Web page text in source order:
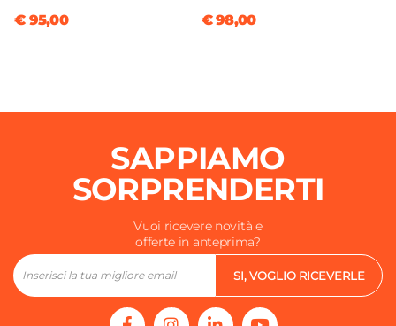
€ 95,00 € 98,00
SAPPIAMO
SORPRENDERTI
Vuoi ricevere novità e
offerte in anteprima?
SI, VOGLIO RICEVERLE